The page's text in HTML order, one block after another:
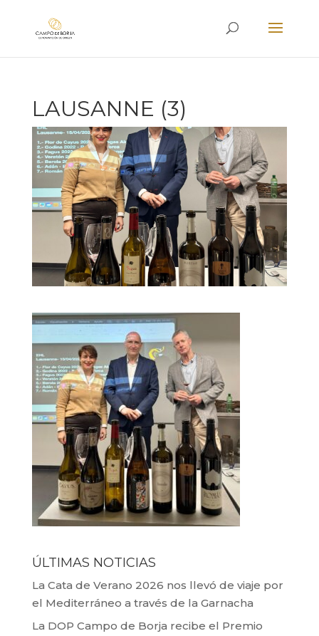
LAUSANNE (3)
ÚLTIMAS NOTICIAS
La Cata de Verano 2026 nos llevó de viaje por
el Mediterráneo a través de la Garnacha
La DOP Campo de Borja recibe el Premio